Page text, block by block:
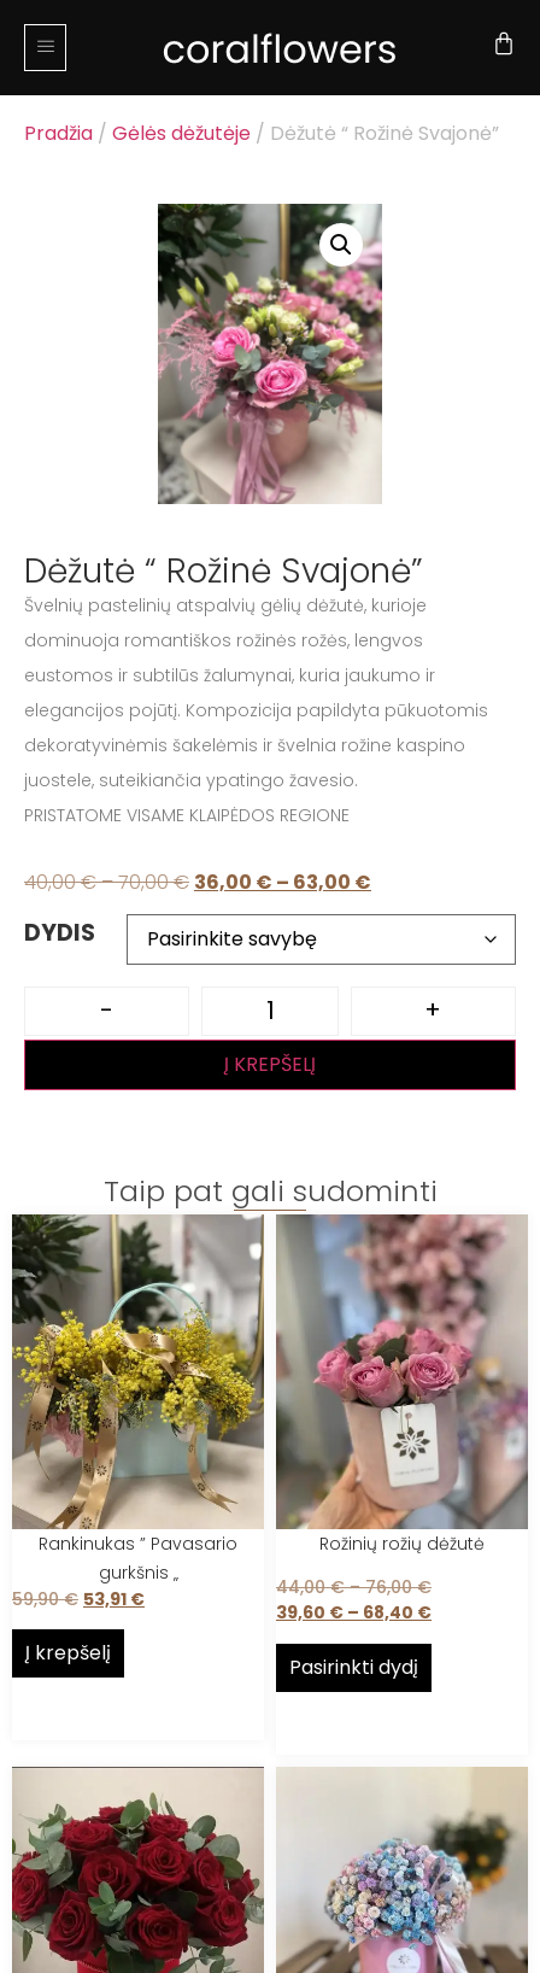
Pradžia / Gėlės dėžutėje / Dėžutė “ Rožinė Svajonė”
Dėžutė “ Rožinė Svajonė”
Švelnių pastelinių atspalvių gėlių dėžutė, kurioje
dominuoja romantiškos rožinės rožės, lengvos
eustomos ir subtilūs žalumynai, kuria jaukumo ir
elegancijos pojūtį. Kompozicija papildyta pūkuotomis
dekoratyvinėmis šakelėmis ir švelnia rožine kaspino
juostele, suteikiančia ypatingo žavesio.
PRISTATOME VISAME KLAIPĖDOS REGIONE
40,00€–70,00€ 36,00 € – 63,00 €
DYDIS
- +
Į KREPŠELĮ
Taip pat gali sudominti
Rankinukas ” Pavasario
gurkšnis „
59,90€ 53,91 €
Į krepšelį
Rožinių rožių dėžutė
44,00€ – 76,00€
39,60 € – 68,40 €
Pasirinkti dydį